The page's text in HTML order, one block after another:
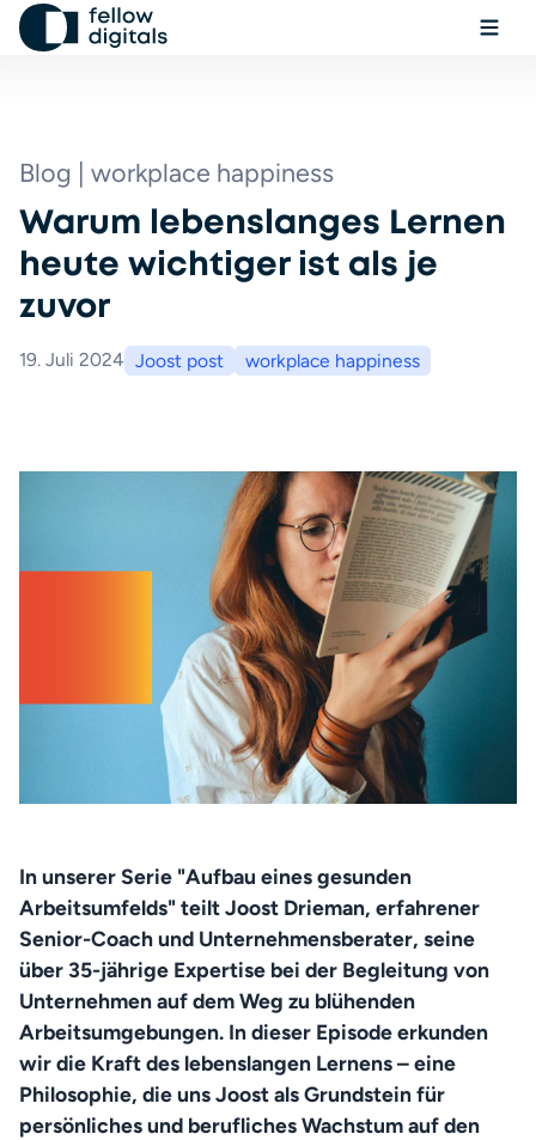
Zum Inhalt springen
Buche eine Demo
Warum lebenslanges Lernen
heute wichtiger ist als je
zuvor
Blog | workplace happiness
19. Juli 2024 Joost post workplace happiness
In unserer Serie "Aufbau eines gesunden
Arbeitsumfelds" teilt Joost Drieman, erfahrener
Senior-Coach und Unternehmensberater, seine
über 35-jährige Expertise bei der Begleitung von
Unternehmen auf dem Weg zu blühenden
Arbeitsumgebungen. In dieser Episode erkunden
wir die Kraft des lebenslangen Lernens – eine
Philosophie, die uns Joost als Grundstein für
persönliches und berufliches Wachstum auf den